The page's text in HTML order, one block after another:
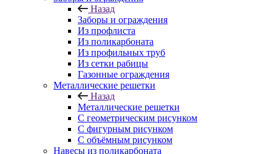
Назад
Заборы и ограждения
Из профлиста
Из поликарбоната
Из профильных труб
Из сетки рабицы
Газонные ограждения
Металлические решетки
Назад
Металлические решетки
С геометрическим рисунком
С фигурным рисунком
С объёмным рисунком
Навесы из поликарбоната